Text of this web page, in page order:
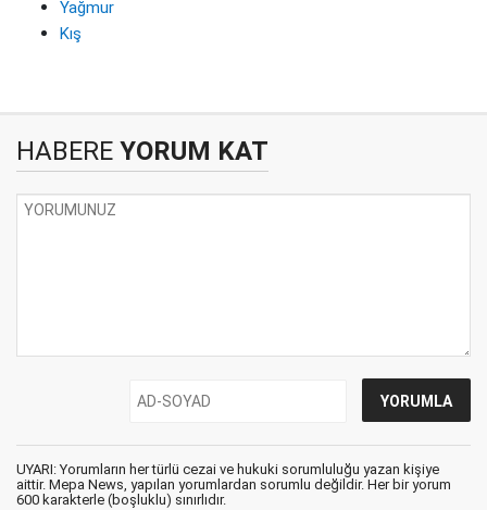
Yağmur
Kış
HABERE YORUM KAT
UYARI: Yorumların her türlü cezai ve hukuki sorumluluğu yazan kişiye
aittir. Mepa News, yapılan yorumlardan sorumlu değildir. Her bir yorum
600 karakterle (boşluklu) sınırlıdır.